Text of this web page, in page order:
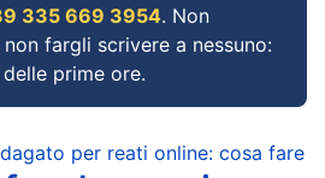
335 669 3954. Non
fargli scrivere a nessuno:
prime ore.
per reati online: cosa fare